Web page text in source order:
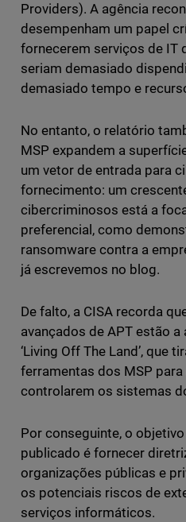
Providers). A agência
desempenham um papel
fornecerem serviços de IT
seriam demasiado
demasiado tempo e
No entanto, o relatório
MSP expandem a
um vetor de entrada para
fornecimento: um
cibercriminosos está a
preferencial, como
ransomware contra a
já escrevemos no blog.
De falto, a CISA recorda
avançados de APT estão
‘Living Off The Land’, que
ferramentas dos MSP
controlarem os sistemas
Por conseguinte, o
publicado é fornecer
organizações públicas e
os potenciais riscos de
serviços informáticos.